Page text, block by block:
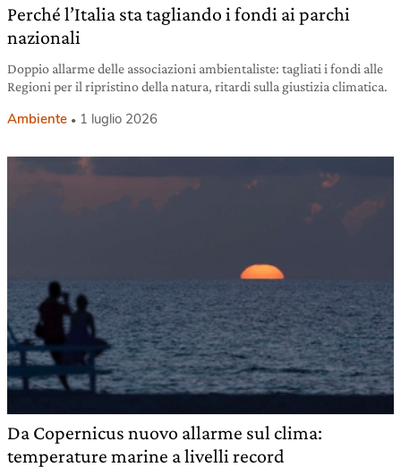
Perché l’Italia sta tagliando i fondi ai parchi
nazionali
Doppio allarme delle associazioni ambientaliste: tagliati i fondi alle
Regioni per il ripristino della natura, ritardi sulla giustizia climatica.
Ambiente 1 luglio 2026
Da Copernicus nuovo allarme sul clima:
temperature marine a livelli record